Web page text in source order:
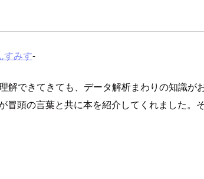
すみす-
解できてきても、データ解析まわりの知識
冒頭の言葉と共に本を紹介してくれました。